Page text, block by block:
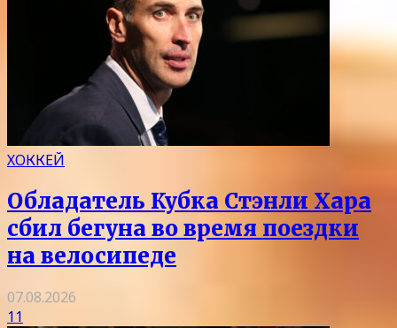
ХОККЕЙ
Обладатель Кубка Стэнли Хара
сбил бегуна во время поездки
на велосипеде
07.08.2026
11